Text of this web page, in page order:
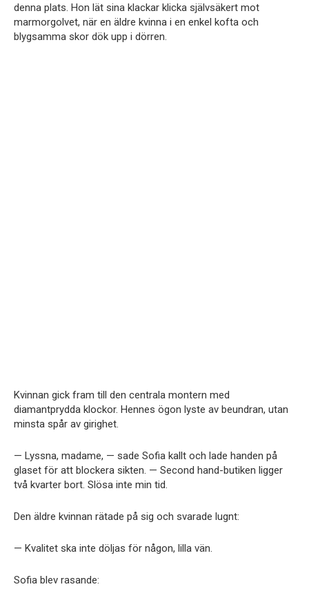
denna plats. Hon lät sina klackar klicka självsäkert mot
marmorgolvet, när en äldre kvinna i en enkel kofta och
blygsamma skor dök upp i dörren.
Kvinnan gick fram till den centrala montern med
diamantprydda klockor. Hennes ögon lyste av beundran, utan
minsta spår av girighet.
— Lyssna, madame, — sade Sofia kallt och lade handen på
glaset för att blockera sikten. — Second hand-butiken ligger
två kvarter bort. Slösa inte min tid.
Den äldre kvinnan rätade på sig och svarade lugnt:
— Kvalitet ska inte döljas för någon, lilla vän.
Sofia blev rasande: